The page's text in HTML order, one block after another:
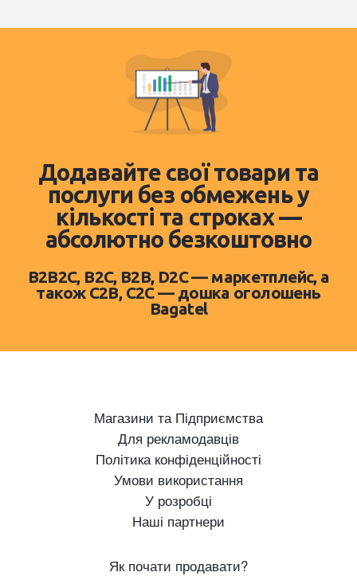
Додавайте свої товари та
послуги без обмежень у
кількості та строках —
абсолютно безкоштовно
B2B2C, B2C, B2B, D2C — маркетплейс, а
також C2B, C2C — дошка оголошень
Bagatel
Магазини та Підприємства
Для рекламодавців
Політика конфіденційності
Умови використання
У розробці
Наші партнери
Як почати продавати?